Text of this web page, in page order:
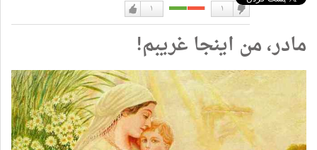
دوست
دارم
۱ ۱
دوست
نداشتن
مادر، من اینجا غریبم!